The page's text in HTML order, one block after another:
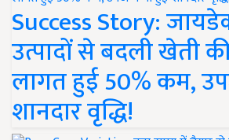
Success Story:
उत्पादों से बदली खेती
लागत हुई 50% कम,
शानदार वृद्धि!